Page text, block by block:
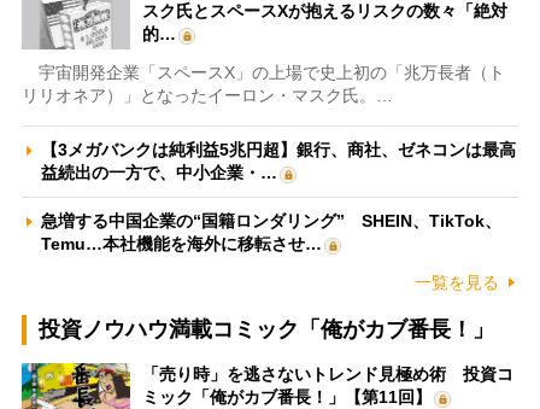
スク氏とスペースXが抱えるリスクの数々「絶対
的…
宇宙開発企業「スペースX」の上場で史上初の「兆万長者（ト
リリオネア）」となったイーロン・マスク氏。…
【3メガバンクは純利益5兆円超】銀行、商社、ゼネコンは最高
益続出の一方で、中小企業・…
急増する中国企業の“国籍ロンダリング” SHEIN、TikTok、
Temu…本社機能を海外に移転させ…
一覧を見る
投資ノウハウ満載コミック「俺がカブ番長！」
「売り時」を逃さないトレンド見極め術 投資コ
ミック「俺がカブ番長！」【第11回】